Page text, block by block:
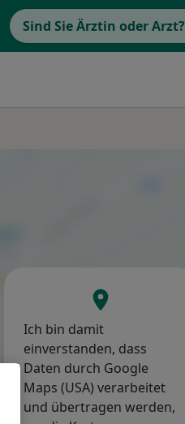
Sind Sie Ärztin oder Arzt?
Ich bin damit
einverstanden, dass
Daten durch Google
Maps (USA) verarbeitet
und übertragen werden,